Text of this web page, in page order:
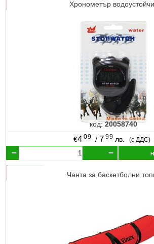
Хронометър
код:20058740
€4 09 / 7 99 лв. (с ДДС)
Чанта за баскетболни